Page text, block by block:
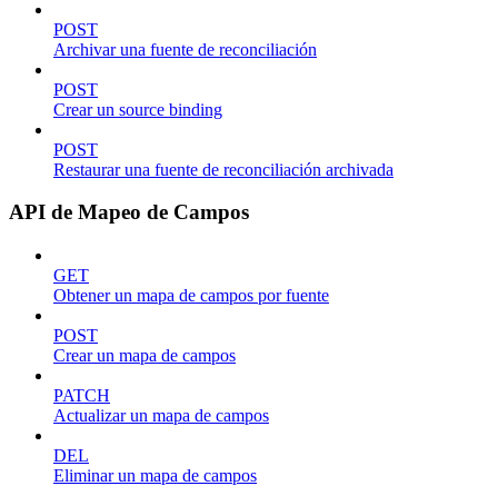
POST
Archivar una fuente de reconciliación
POST
Crear un source binding
POST
Restaurar una fuente de reconciliación archivada
API de Mapeo de Campos
GET
Obtener un mapa de campos por fuente
POST
Crear un mapa de campos
PATCH
Actualizar un mapa de campos
DEL
Eliminar un mapa de campos